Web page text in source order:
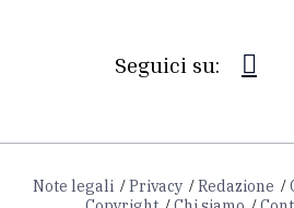
Seguici su:
Note legali Privacy Redazione